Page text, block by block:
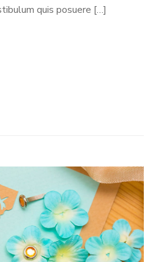
quis posuere […]